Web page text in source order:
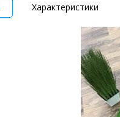
Характеристики